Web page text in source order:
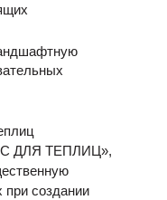
ДЛЯ ТЕПЛИЦ»,
создании